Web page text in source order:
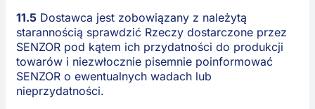
11.5Dostawca jest zobowiązany z należytą
starannością sprawdzić Rzeczy dostarczone przez
SENZOR pod kątem ich przydatności do produkcji
towarów i niezwłocznie pisemnie poinformować
SENZOR o ewentualnych wadach lub
nieprzydatności.